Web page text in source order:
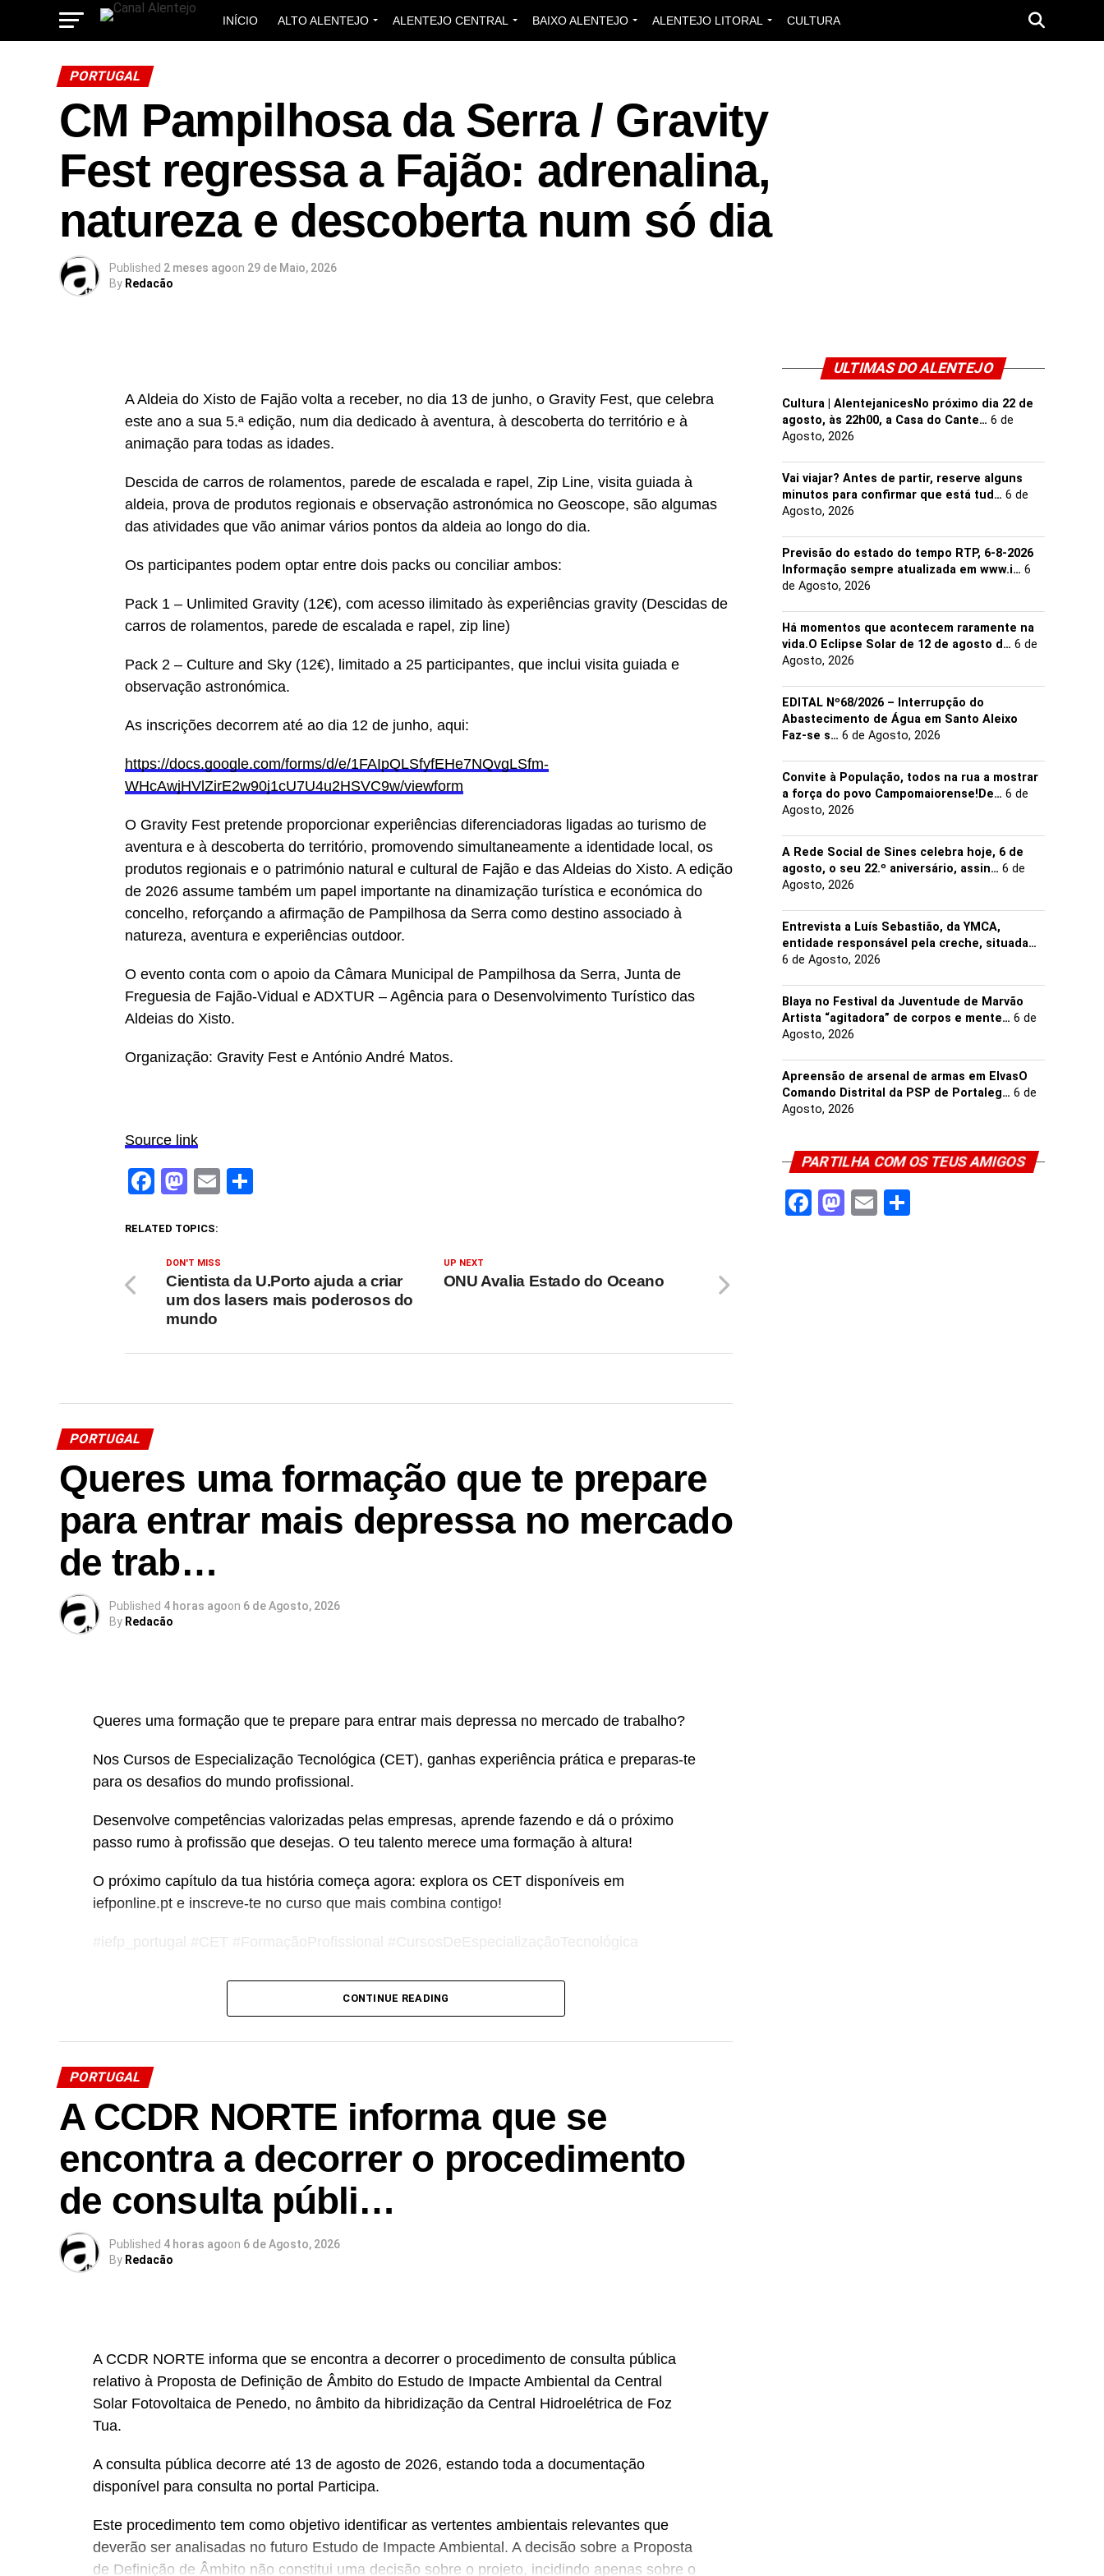
INÍCIO ALTO ALENTEJO ALENTEJO CENTRAL BAIXO ALENTEJO ALENTEJO LITORAL CULTURA
PORTUGAL
CM Pampilhosa da Serra / Gravity
Fest regressa a Fajão: adrenalina,
natureza e descoberta num só dia
Published 2 meses agoon 29 de Maio, 2026
By Redacão
A Aldeia do Xisto de Fajão volta a receber, no dia 13 de junho, o Gravity Fest, que celebra
este ano a sua 5.ª edição, num dia dedicado à aventura, à descoberta do território e à
animação para todas as idades.
Descida de carros de rolamentos, parede de escalada e rapel, Zip Line, visita guiada à
aldeia, prova de produtos regionais e observação astronómica no Geoscope, são algumas
das atividades que vão animar vários pontos da aldeia ao longo do dia.
Os participantes podem optar entre dois packs ou conciliar ambos:
Pack 1 – Unlimited Gravity (12€), com acesso ilimitado às experiências gravity (Descidas de
carros de rolamentos, parede de escalada e rapel, zip line)
Pack 2 – Culture and Sky (12€), limitado a 25 participantes, que inclui visita guiada e
observação astronómica.
As inscrições decorrem até ao dia 12 de junho, aqui:
https://docs.google.com/forms/d/e/1FAIpQLSfyfEHe7NQvgLSfm-
WHcAwjHVlZirE2w90j1cU7U4u2HSVC9w/viewform
O Gravity Fest pretende proporcionar experiências diferenciadoras ligadas ao turismo de
aventura e à descoberta do território, promovendo simultaneamente a identidade local, os
produtos regionais e o património natural e cultural de Fajão e das Aldeias do Xisto. A edição
de 2026 assume também um papel importante na dinamização turística e económica do
concelho, reforçando a afirmação de Pampilhosa da Serra como destino associado à
natureza, aventura e experiências outdoor.
O evento conta com o apoio da Câmara Municipal de Pampilhosa da Serra, Junta de
Freguesia de Fajão-Vidual e ADXTUR – Agência para o Desenvolvimento Turístico das
Aldeias do Xisto.
Organização: Gravity Fest e António André Matos.
Source link
Facebook
Mastodon
Email
RELATED TOPICS:
UP NEXT
ONU Avalia Estado do Oceano
DON'T MISS
Cientista da U.Porto ajuda a criar
um dos lasers mais poderosos do
mundo
PORTUGAL
Queres uma formação que te prepare
para entrar mais depressa no mercado
de trab…
Published 4 horas agoon 6 de Agosto, 2026
By Redacão
Queres uma formação que te prepare para entrar mais depressa no mercado de trabalho?
Nos Cursos de Especialização Tecnológica (CET), ganhas experiência prática e preparas-te
para os desafios do mundo profissional.
Desenvolve competências valorizadas pelas empresas, aprende fazendo e dá o próximo
passo rumo à profissão que desejas. O teu talento merece uma formação à altura!
O próximo capítulo da tua história começa agora: explora os CET disponíveis em
iefponline.pt e inscreve-te no curso que mais combina contigo!
#iefp_portugal #CET #FormaçãoProfissional #CursosDeEspecializaçãoTecnológica
Facebook
CONTINUE READING
PORTUGAL
A CCDR NORTE informa que se
encontra a decorrer o procedimento
de consulta públi…
Published 4 horas agoon 6 de Agosto, 2026
By Redacão
A CCDR NORTE informa que se encontra a decorrer o procedimento de consulta pública
relativo à Proposta de Definição de Âmbito do Estudo de Impacte Ambiental da Central
Solar Fotovoltaica de Penedo, no âmbito da hibridização da Central Hidroelétrica de Foz
Tua.
A consulta pública decorre até 13 de agosto de 2026, estando toda a documentação
disponível para consulta no portal Participa.
Este procedimento tem como objetivo identificar as vertentes ambientais relevantes que
deverão ser analisadas no futuro Estudo de Impacte Ambiental. A decisão sobre a Proposta
de Definição de Âmbito não constitui uma decisão sobre o projeto, incidindo apenas sobre o
ULTIMAS DO ALENTEJO
Cultura | AlentejanicesNo próximo dia 22 de
agosto, às 22h00, a Casa do Cante… 6 de
Agosto, 2026
Vai viajar? Antes de partir, reserve alguns
minutos para confirmar que está tud… 6 de
Agosto, 2026
Previsão do estado do tempo RTP, 6-8-2026
Informação sempre atualizada em www.i… 6
de Agosto, 2026
Há momentos que acontecem raramente na
vida.O Eclipse Solar de 12 de agosto d… 6 de
Agosto, 2026
EDITAL Nº68/2026 – Interrupção do
Abastecimento de Água em Santo Aleixo
Faz-se s… 6 de Agosto, 2026
Convite à População, todos na rua a mostrar
a força do povo Campomaiorense!De… 6 de
Agosto, 2026
A Rede Social de Sines celebra hoje, 6 de
agosto, o seu 22.º aniversário, assin… 6 de
Agosto, 2026
Entrevista a Luís Sebastião, da YMCA,
entidade responsável pela creche, situada…
6 de Agosto, 2026
Blaya no Festival da Juventude de Marvão
Artista “agitadora” de corpos e mente… 6 de
Agosto, 2026
Apreensão de arsenal de armas em ElvasO
Comando Distrital da PSP de Portaleg… 6 de
Agosto, 2026
PARTILHA COM OS TEUS AMIGOS
Facebook
Mastodon
Email